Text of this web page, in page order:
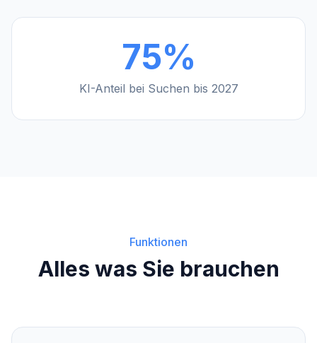
75%
KI-Anteil bei Suchen bis 2027
Funktionen
Alles was Sie brauchen